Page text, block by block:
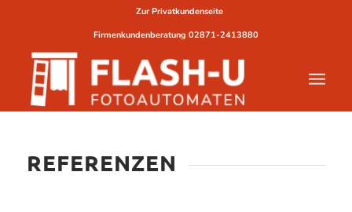
Zur Privatkundenseite
Firmenkundenberatung 02871-2413880
REFERENZEN